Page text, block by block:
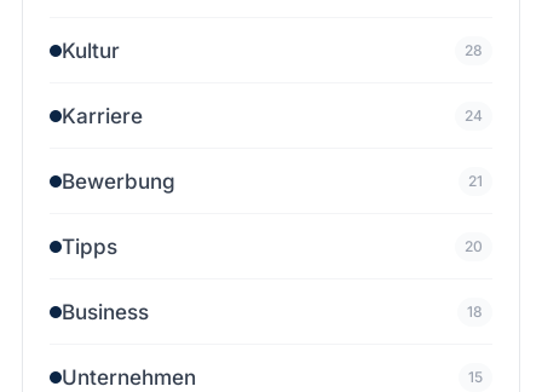
Kultur 28
Karriere 24
Bewerbung 21
Tipps 20
Business 18
Unternehmen 15